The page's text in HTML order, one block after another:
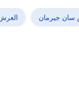
سان جيرمان
الترجي بالكأس… فكيف